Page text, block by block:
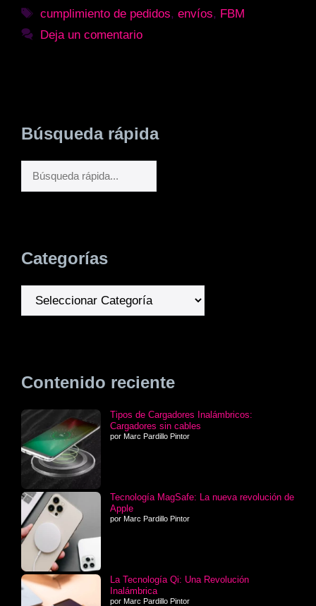
Etiquetas
cumplimiento de pedidos,envíos, FBM
Deja un comentario
Búsqueda rápida
Categorías
Contenido reciente
Tipos de Cargadores Inalámbricos:
Cargadores sin cables
por Marc Pardillo Pintor
Tecnología MagSafe: La nueva revolución de
Apple
por Marc Pardillo Pintor
La Tecnología Qi: Una Revolución
Inalámbrica
por Marc Pardillo Pintor